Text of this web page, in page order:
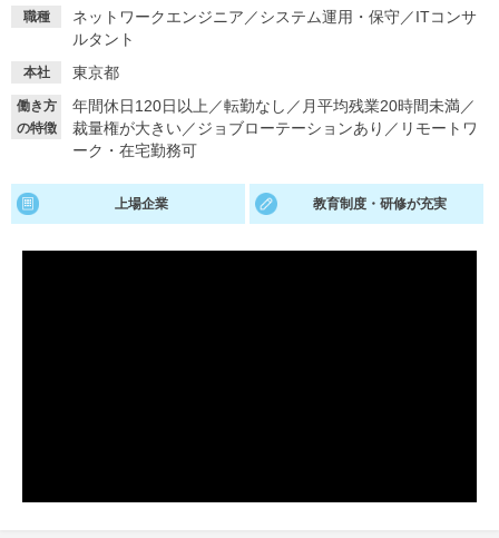
就活ノウハウ・サポート
就活支援 就活コラム
適職診断 就活チャンネル
職種 ネットワークエンジニア ／システム運用・保守／ITコンサ
ルタント
本社 東京都
働き方
の特徴
年間休日120日以上 ／転勤なし ／ 月平均残業20時間未満／
裁量権が大きい／ジョブローテーションあり ／ リモートワ
ーク・在宅勤務可
上場企業 教育制度・研修が充実